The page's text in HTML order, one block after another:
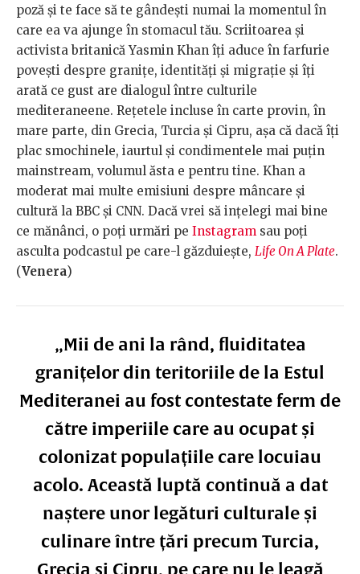
poză și te face să te gândești numai la momentul în
care ea va ajunge în stomacul tău. Scriitoarea și
activista britanică Yasmin Khan îți aduce în farfurie
povești despre granițe, identități și migrație și îți
arată ce gust are dialogul între culturile
mediteraneene. Rețetele incluse în carte provin, în
mare parte, din Grecia, Turcia și Cipru, așa că dacă îți
plac smochinele, iaurtul și condimentele mai puțin
mainstream, volumul ăsta e pentru tine. Khan a
moderat mai multe emisiuni despre mâncare și
cultură la BBC și CNN. Dacă vrei să ințelegi mai bine
ce mănânci, o poți urmări pe Instagram sau poți
asculta podcastul pe care-l găzduiește, Life On A Plate.
(Venera)
„Mii de ani la rând, fluiditatea
granițelor din teritoriile de la Estul
Mediteranei au fost contestate ferm de
către imperiile care au ocupat și
colonizat populațiile care locuiau
acolo. Această luptă continuă a dat
naștere unor legături culturale și
culinare între țări precum Turcia,
Grecia și Cipru, pe care nu le leagă